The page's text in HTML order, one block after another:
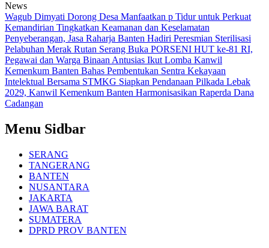
News
Wagub Dimyati Dorong Desa Manfaatkan p Tidur untuk Perkuat
Kemandirian Tingkatkan Keamanan dan Keselamatan
Penyeberangan, Jasa Raharja Banten Hadiri Peresmian Sterilisasi
Pelabuhan Merak Rutan Serang Buka PORSENI HUT ke-81 RI,
Pegawai dan Warga Binaan Antusias Ikut Lomba Kanwil
Kemenkum Banten Bahas Pembentukan Sentra Kekayaan
Intelektual Bersama STMKG Siapkan Pendanaan Pilkada Lebak
2029, Kanwil Kemenkum Banten Harmonisasikan Raperda Dana
Cadangan
Menu Sidbar
SERANG
TANGERANG
BANTEN
NUSANTARA
JAKARTA
JAWA BARAT
SUMATERA
DPRD PROV BANTEN